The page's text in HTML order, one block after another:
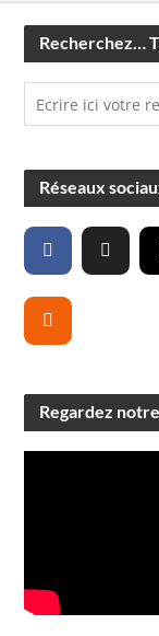
Recherchez…
Réseaux
Regardez